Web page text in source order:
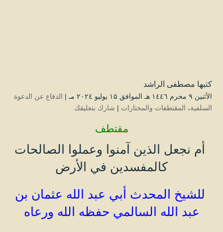
كتبها مصطفى الراشد
الأثنين ۹ محرم ۱٤٤٦ هـ الموافق ۱۵ يوليو ۲۰۲٤ مـ |
الدفاع عن الدعوة
السلفية، المقتطفات والمختارات | شارك بتعليقك
مقتطف
أم نجعل الذين آمنوا وعملوا الصالحات
كالمفسدين في الأرض
للشيخ المحدث أبي عبد الله عثمان بن
عبد الله السالمي حفظه الله ورعاه